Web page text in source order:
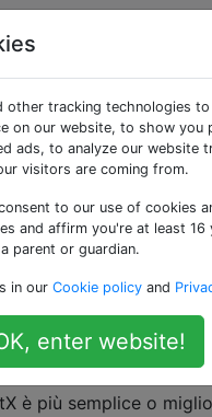
Ingegneria
software
kernel del sistema
gli sviluppatori di
Windows?
è più semplice o
other tracking technologies
on our website, to show you
ads, to analyze our website
visitors are coming from.
to our use of cookies
and affirm you're at least 16
parent or guardian.
in our Cookie policy and
enter website!